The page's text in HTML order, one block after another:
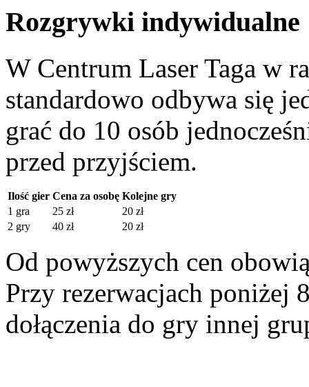
Rozgrywki indywidualne
W Centrum Laser Taga w
standardowo odbywa się
grać do 10 osób
przed przyjściem.
Ilość gier Cena za osobę Kolejne gry
1 gra
25 zł
20 zł
2 gry
40 zł 20 zł
Od powyższych cen
Przy rezerwacjach poniżej
dołączenia do gry innej